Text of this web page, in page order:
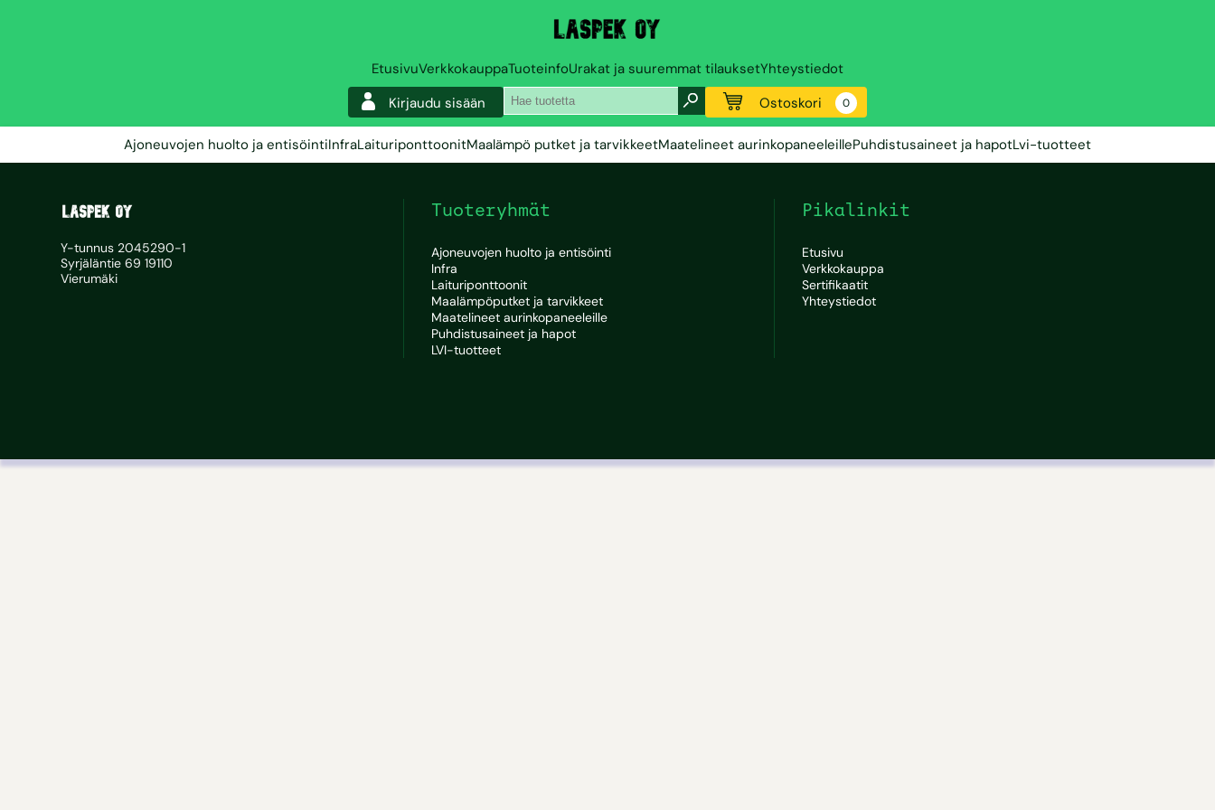
EtusivuVerkkokauppaTuoteinfoUrakat ja suuremmat tilauksetYhteystiedot
Kirjaudu sisään
Ostoskori 0
Ajoneuvojen huolto ja entisöintiInfraLaituriponttoonitMaalämpö putket ja tarvikkeetMaatelineet aurinkopaneeleillePuhdistusaineet ja hapotLvi-tuotteet
Y-tunnus 2045290-1
Syrjäläntie 69 19110
Vierumäki
Tuoteryhmät
Ajoneuvojen huolto ja entisöinti
Infra
Laituriponttoonit
Maalämpöputket ja tarvikkeet
Maatelineet aurinkopaneeleille
Puhdistusaineet ja hapot
LVI-tuotteet
Pikalinkit
Etusivu
Verkkokauppa
Sertifikaatit
Yhteystiedot